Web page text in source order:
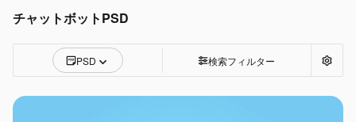
チャットボットPSD
PSD 検索フィルター